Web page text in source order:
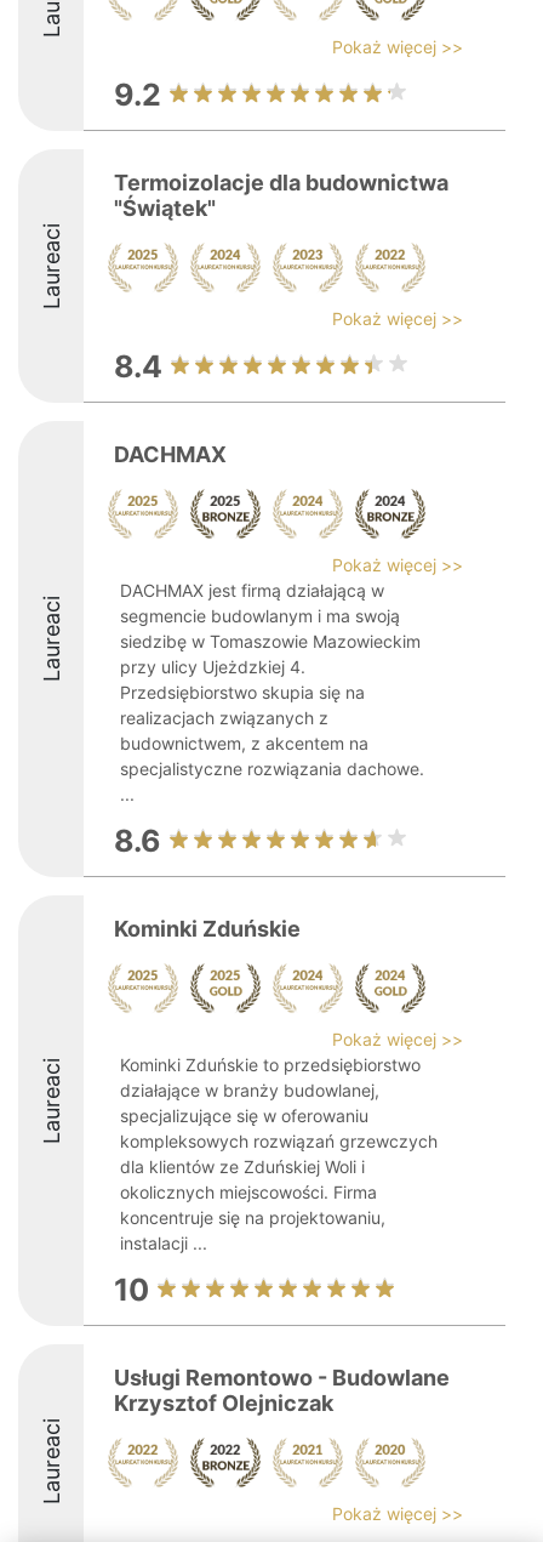
Pokaż więcej >>
9.2
Laureaci
Termoizolacje dla budownictwa
"Świątek"
Pokaż więcej >>
8.4
Laureaci
DACHMAX
Pokaż więcej >>
DACHMAX jest firmą działającą w
segmencie budowlanym i ma swoją
siedzibę w Tomaszowie Mazowieckim
przy ulicy Ujeżdzkiej 4.
Przedsiębiorstwo skupia się na
realizacjach związanych z
budownictwem, z akcentem na
specjalistyczne rozwiązania dachowe.
...
8.6
Laureaci
Kominki Zduńskie
Pokaż więcej >>
Kominki Zduńskie to przedsiębiorstwo
działające w branży budowlanej,
specjalizujące się w oferowaniu
kompleksowych rozwiązań grzewczych
dla klientów ze Zduńskiej Woli i
okolicznych miejscowości. Firma
koncentruje się na projektowaniu,
instalacji ...
10
Laureaci
Usługi Remontowo - Budowlane
Krzysztof Olejniczak
Pokaż więcej >>